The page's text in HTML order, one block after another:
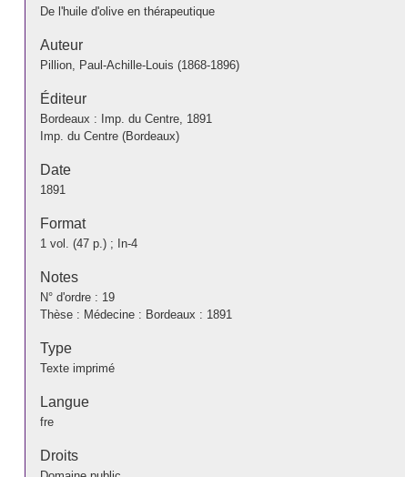
De l'huile d'olive en thérapeutique
Auteur
Pillion, Paul-Achille-Louis (1868-1896)
Éditeur
Bordeaux : Imp. du Centre, 1891
Imp. du Centre (Bordeaux)
Date
1891
Format
1 vol. (47 p.) ; In-4
Notes
N° d'ordre : 19
Thèse : Médecine : Bordeaux : 1891
Type
Texte imprimé
Langue
fre
Droits